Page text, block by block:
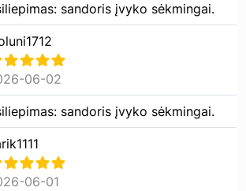
sandoris įvyko sėkmingai.
06-02
sandoris įvyko sėkmingai.
06-01